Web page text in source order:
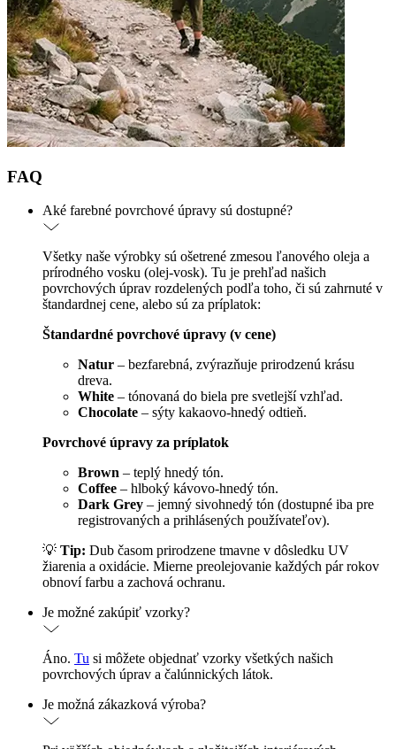
FAQ
Aké farebné povrchové úpravy sú dostupné?
Všetky naše výrobky sú ošetrené zmesou ľanového oleja a
prírodného vosku (olej-vosk). Tu je prehľad našich
povrchových úprav rozdelených podľa toho, či sú zahrnuté v
štandardnej cene, alebo sú za príplatok:
Štandardné povrchové úpravy (v cene)
Natur – bezfarebná, zvýrazňuje prirodzenú krásu
dreva.
White – tónovaná do biela pre svetlejší vzhľad.
Chocolate – sýty kakaovo-hnedý odtieň.
Povrchové úpravy za príplatok
Brown – teplý hnedý tón.
Coffee – hlboký kávovo-hnedý tón.
Dark Grey – jemný sivohnedý tón (dostupné iba pre
registrovaných a prihlásených používateľov).
💡 Tip: Dub časom prirodzene tmavne v dôsledku UV
žiarenia a oxidácie. Mierne preolejovanie každých pár rokov
obnoví farbu a zachová ochranu.
Je možné zakúpiť vzorky?
Áno. Tu si môžete objednať vzorky všetkých našich
povrchových úprav a čalúnnických látok.
Je možná zákazková výroba?